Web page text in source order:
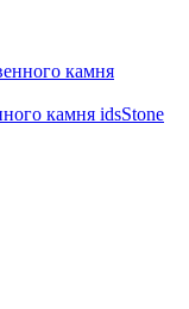
камня idsStone